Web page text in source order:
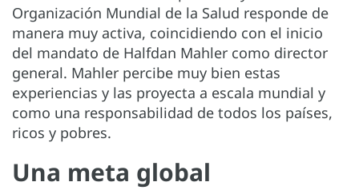
Organización Mundial de la Salud responde de
manera muy activa, coincidiendo con el inicio
del mandato de Halfdan Mahler como director
general. Mahler percibe muy bien estas
experiencias y las proyecta a escala mundial y
como una responsabilidad de todos los países,
ricos y pobres.
Una meta global